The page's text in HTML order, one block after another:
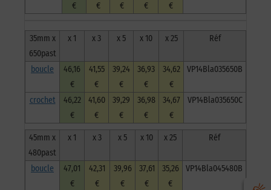
€
€
€
€
€
35mm x
650past
x 1 x 3 x 5 x 10 x 25 Réf
boucle
46,16
€
41,55
€
39,24
€
36,93
€
34,62
€
VP14Bla035650B
crochet
46,22
€
41,60
€
39,29
€
36,98
€
34,67
€
VP14Bla035650C
45mm x
480past
x 1 x 3 x 5 x 10 x 25 Réf
boucle
47,01
€
42,31
€
39,96
€
37,61
€
35,26
€
VP14Bla045480B